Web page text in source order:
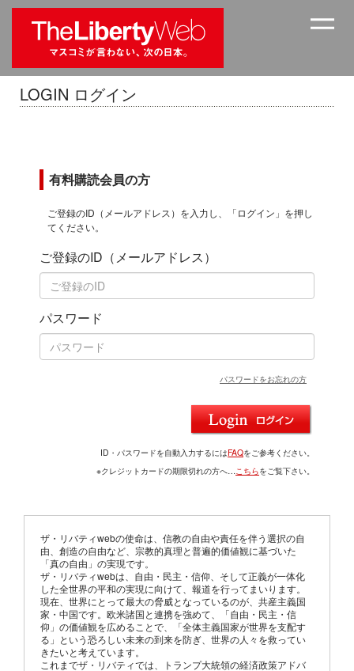
LOGIN ログイン
有料購読会員の方
ご登録のID（メールアドレス）を入力し、「ログイン」を押し
てください。
ご登録のID（メールアドレス）
パスワード
パスワードをお忘れの方
ID・パスワードを自動入力するにはFAQをご参考ください。
※クレジットカードの期限切れの方へ…こちらをご覧下さい。
ザ・リバティwebの使命は、信教の自由や責任を伴う選択の自
由、創造の自由など、宗教的真理と普遍的価値観に基づいた
「真の自由」の実現です。
ザ・リバティwebは、自由・民主・信仰、そして正義が一体化
した全世界の平和の実現に向けて、報道を行ってまいります。
現在、世界にとって最大の脅威となっているのが、共産主義国
家・中国です。欧米諸国と連携を強めて、「自由・民主・信
仰」の価値観を広めることで、「全体主義国家が世界を支配す
る」という恐ろしい未来の到来を防ぎ、世界の人々を救ってい
きたいと考えています。
これまでザ・リバティでは、トランプ大統領の経済政策アドバ